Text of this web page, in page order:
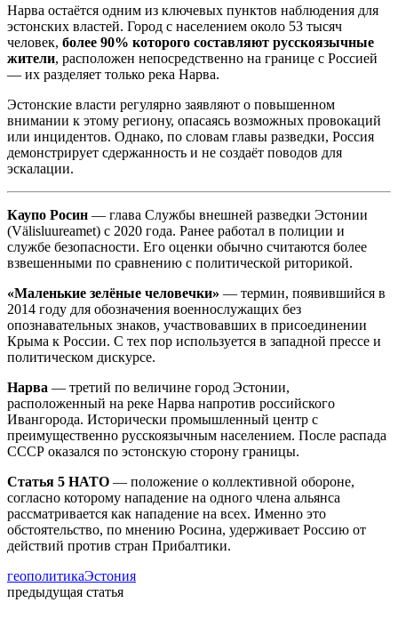
Нарва остаётся одним из ключевых пунктов наблюдения для
эстонских властей. Город с населением около 53 тысяч
человек, более 90% которого составляют русскоязычные
жители, расположен непосредственно на границе с Россией
— их разделяет только река Нарва.
Эстонские власти регулярно заявляют о повышенном
внимании к этому региону, опасаясь возможных провокаций
или инцидентов. Однако, по словам главы разведки, Россия
демонстрирует сдержанность и не создаёт поводов для
эскалации.
Каупо Росин — глава Службы внешней разведки Эстонии
(Välisluureamet) с 2020 года. Ранее работал в полиции и
службе безопасности. Его оценки обычно считаются более
взвешенными по сравнению с политической риторикой.
«Маленькие зелёные человечки» — термин, появившийся в
2014 году для обозначения военнослужащих без
опознавательных знаков, участвовавших в присоединении
Крыма к России. С тех пор используется в западной прессе и
политическом дискурсе.
Нарва — третий по величине город Эстонии,
расположенный на реке Нарва напротив российского
Ивангорода. Исторически промышленный центр с
преимущественно русскоязычным населением. После распада
СССР оказался по эстонскую сторону границы.
Статья 5 НАТО — положение о коллективной обороне,
согласно которому нападение на одного члена альянса
рассматривается как нападение на всех. Именно это
обстоятельство, по мнению Росина, удерживает Россию от
действий против стран Прибалтики.
геополитикаЭстония
предыдущая статья